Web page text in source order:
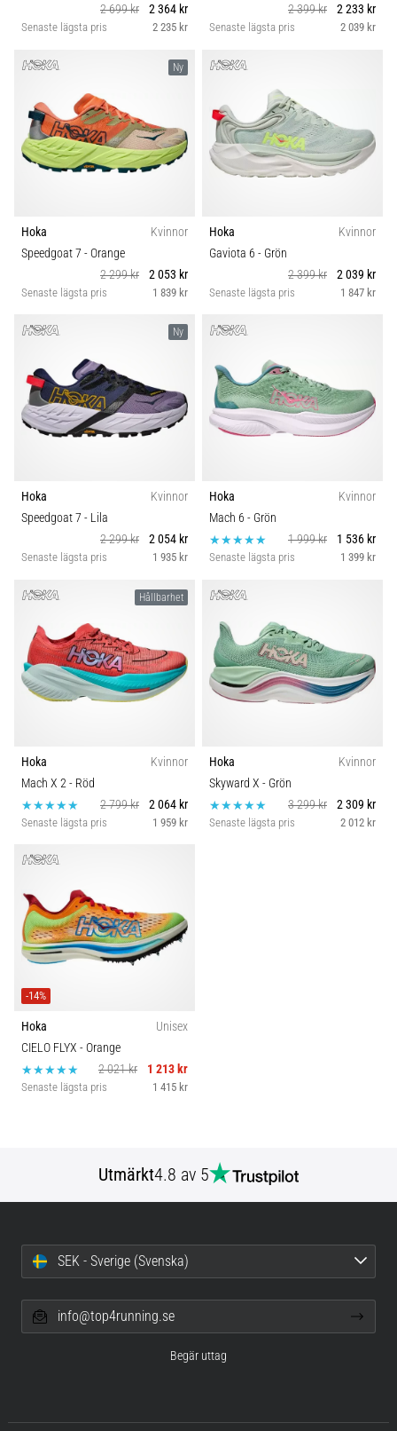
2 699 kr
2 364 kr
Senaste lägsta pris 2 235 kr
2 399 kr
2 233 kr
Senaste lägsta pris 2 039 kr
Ny
Hoka
Kvinnor
Speedgoat 7 - Orange
2 299 kr
2 053 kr
Senaste lägsta pris 1 839 kr
Hoka
Kvinnor
Gaviota 6 - Grön
2 399 kr
2 039 kr
Senaste lägsta pris 1 847 kr
Ny
Hoka
Kvinnor
Speedgoat 7 - Lila
2 299 kr
2 054 kr
Senaste lägsta pris 1 935 kr
Hoka
Kvinnor
Mach 6 - Grön
1 999 kr
1 536 kr
Senaste lägsta pris 1 399 kr
Hållbarhet
Hoka
Kvinnor
Mach X 2- Röd
2 799 kr
2 064 kr
Senaste lägsta pris 1 959 kr
Hoka
Kvinnor
Skyward X - Grön
3 299 kr
2 309 kr
Senaste lägsta pris 2 012 kr
-14%
Hoka
Unisex
CIELO FLYX - Orange
2 021 kr
1 213 kr
Senaste lägsta pris 1 415 kr
Utmärkt4.8 av 5
SEK - Sverige (Svenska)
info@top4running.se
Begär uttag